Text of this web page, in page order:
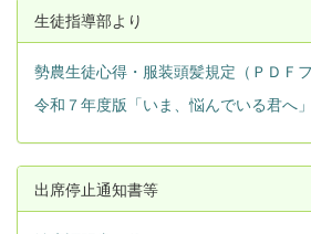
生徒指導部より
勢農生徒心得・服装頭髪規定（ＰＤＦ
令和７年度版「いま、悩んでいる君へ
出席停止通知書等